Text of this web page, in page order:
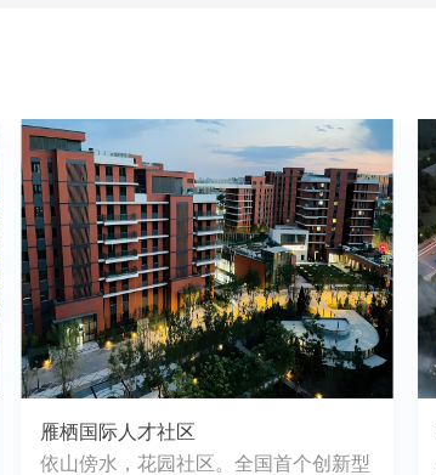
雁栖国际人才社区
依山傍水，花园社区。全国首个创新型